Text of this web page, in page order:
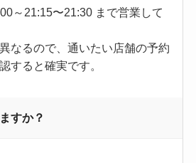
～21:15〜21:30 まで営業して
なるので、通いたい店舗の予約
すると確実です。
すか？